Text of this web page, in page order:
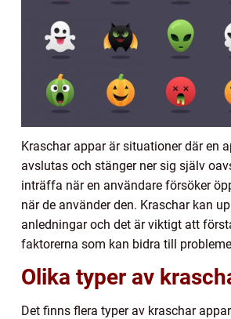
Kraschar appar är situationer där en
avslutas och stänger ner sig själv
inträffa när en användare försöker
när de använder den. Kraschar kan
anledningar och det är viktigt att
faktorerna som kan bidra till
Olika typer av
Det finns flera typer av kraschar